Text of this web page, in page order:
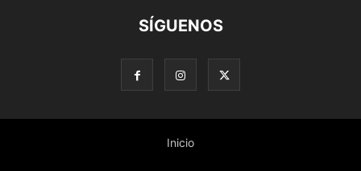
SÍGUENOS
Inicio